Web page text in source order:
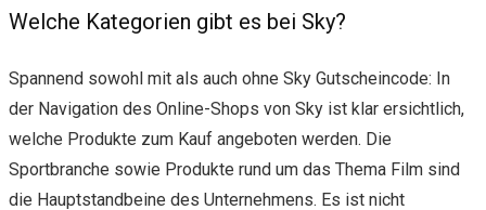
Welche Kategorien gibt es bei Sky?
Spannend sowohl mit als auch ohne Sky Gutscheincode: In
der Navigation des Online-Shops von Sky ist klar ersichtlich,
welche Produkte zum Kauf angeboten werden. Die
Sportbranche sowie Produkte rund um das Thema Film sind
die Hauptstandbeine des Unternehmens. Es ist nicht